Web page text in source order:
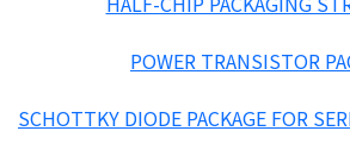
POWER TRANSISTOR
SCHOTTKY DIODE PACKAGE FOR